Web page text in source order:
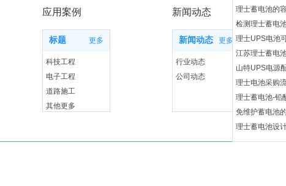
理士 LC系列 蓄电池
设计寿命（25℃，正常使用条件下)≥12 年 循环寿命（
强，能够承受PSoC状态循环 可快速充放电，充电时
阳能、风能、风光互补等储能系统。2. 新能
标题 更多
科技工程
电子工程
道路施工
其他更多
新闻动态 更多
行业动态
公司动态
理士蓄电池的
检测理士蓄电
理士UPS电池
江苏理士蓄电
山特UPS电源
理士电池采购
理士蓄电池-铅
免维护蓄电池
理士蓄电池设
理士蓄电池关
应用案例 新闻动态